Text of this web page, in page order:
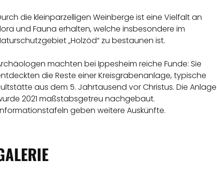
die kleinparzelligen Weinberge ist eine Vielfalt an
und Fauna erhalten, welche insbesondere im
„Holzöd“ zu bestaunen ist.
machten bei Ippesheim reiche Funde: Sie
die Reste einer Kreisgrabenanlage, typische
aus dem 5. Jahrtausend vor Christus. Die Anlage
2021 maßstabsgetreu nachgebaut.
geben weitere Auskünfte.